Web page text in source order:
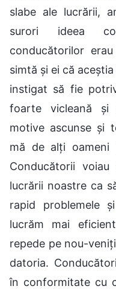
slabe ale lucrării,
surori ideea
conducătorilor
simtă și ei că
instigat să fie
foarte vicleană și
motive ascunse și
mă de alți oameni
Conducătorii
lucrării noastre ca
rapid problemele
lucrăm mai
repede pe nou-
datoria.
în conformitate cu